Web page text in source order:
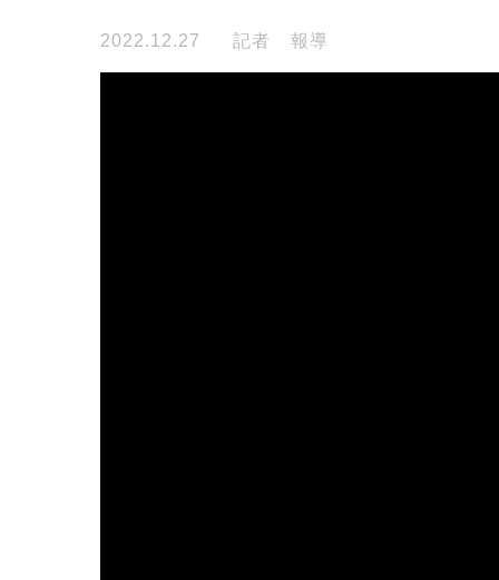
2022.12.27 記者 報導